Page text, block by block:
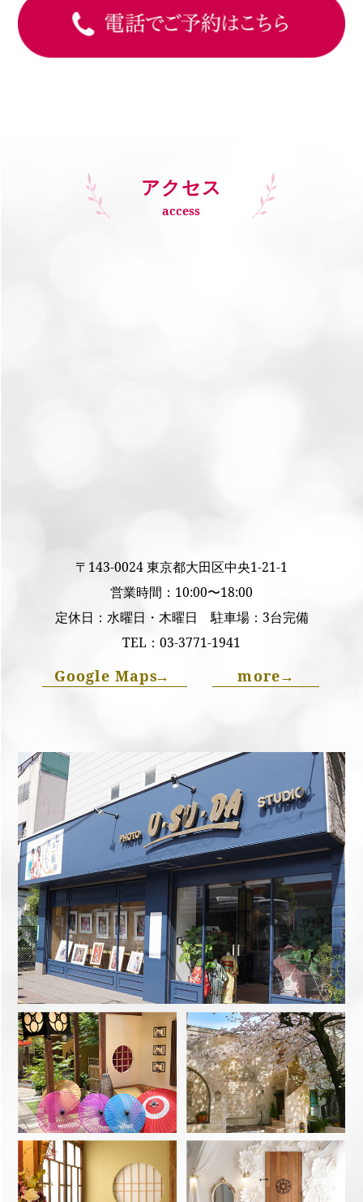
アクセス
access
〒143-0024 東京都大田区中央1-21-1
営業時間：10:00〜18:00
定休日：水曜日・木曜日 駐車場：3台完備
TEL： 03-3771-1941
Google Maps→ more→